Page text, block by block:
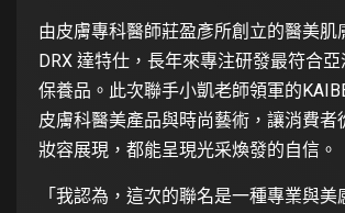
由皮膚專科醫師莊盈彥所創立的醫美肌
DRX 達特仕，長年來專注研發最符合
保養品。此次聯手小凱老師領軍的
皮膚科醫美產品與時尚藝術，讓消費者
妝容展現，都能呈現光采煥發的自信。
「我認為，這次的聯名是一種專業與美